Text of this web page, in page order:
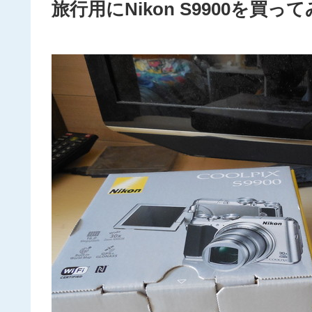
旅行用にNikon S9900を買って